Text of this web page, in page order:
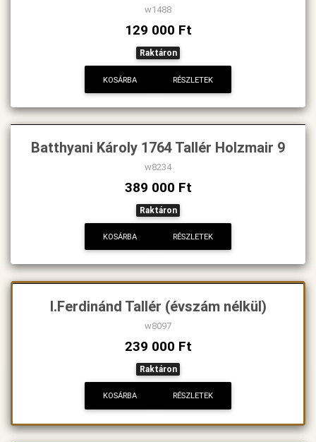
w1488
129 000 Ft
Raktáron
KOSÁRBA RÉSZLETEK
Batthyani Károly 1764 Tallér Holzmair 9
w8234
389 000 Ft
Raktáron
KOSÁRBA RÉSZLETEK
I.Ferdinánd Tallér (évszám nélkül)
w8097
239 000 Ft
Raktáron
KOSÁRBA RÉSZLETEK